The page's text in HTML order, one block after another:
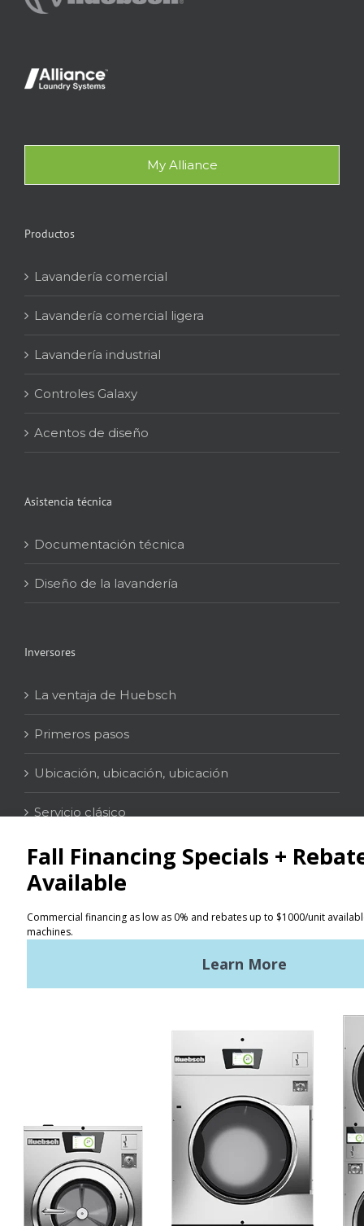
My Alliance
Productos
Lavandería comercial
Lavandería comercial ligera
Lavandería industrial
Controles Galaxy
Acentos de diseño
Asistencia técnica
Documentación técnica
Diseño de la lavandería
Inversores
La ventaja de Huebsch
Primeros pasos
Ubicación, ubicación, ubicación
Servicio clásico
Contacto
Localizador
Noticias